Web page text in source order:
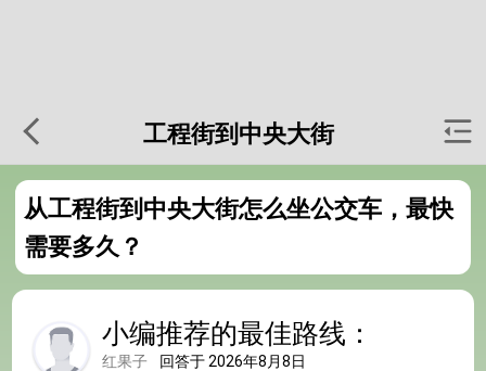
工程街到中央大街
从工程街到中央大街怎么坐公交车，最快
需要多久？
小编推荐的最佳路线：
红果子 回答于 2026年8月8日